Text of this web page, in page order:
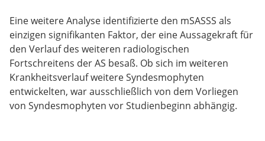
Eine weitere Analyse identifizierte den mSASSS als
einzigen signifikanten Faktor, der eine Aussagekraft für
den Verlauf des weiteren radiologischen
Fortschreitens der AS besaß. Ob sich im weiteren
Krankheitsverlauf weitere Syndesmophyten
entwickelten, war ausschließlich von dem Vorliegen
von Syndesmophyten vor Studienbeginn abhängig.